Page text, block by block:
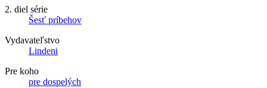
2. diel série
Šesť príbehov
Vydavateľstvo
Lindeni
Pre koho
pre dospelých